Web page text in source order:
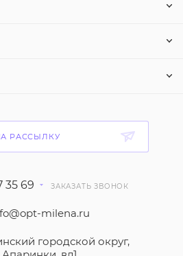
РАССЫЛКУ
35 69 ЗАКАЗАТЬ ЗВОНОК
milena.ru
городской округ,